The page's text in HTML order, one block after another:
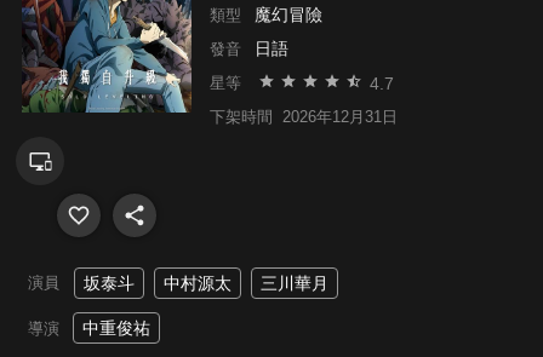
類型 魔幻冒險
發音 日語
星等 4.7
下架時間 2026年12月31日
演員 坂泰斗 中村源太 三川華月
導演 中重俊祐